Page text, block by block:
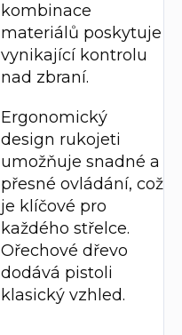
kombinace
materiálů poskytuje
vynikající kontrolu
nad zbraní.
Ergonomický
design rukojeti
umožňuje snadné a
přesné ovládání, což
je klíčové pro
každého střelce.
Ořechové dřevo
dodává pistoli
klasický vzhled.